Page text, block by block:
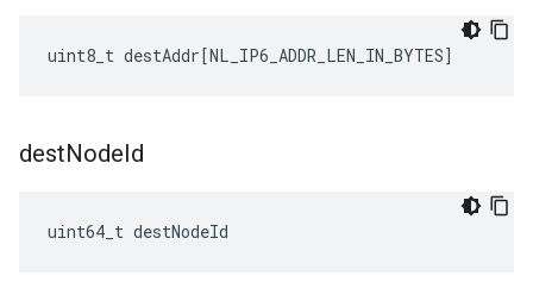
uint8_t destAddr[NL_IP6_ADDR_LEN_IN_BYTES]
destNodeId
uint64_t destNodeId